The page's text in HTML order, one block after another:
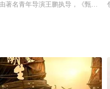
涂黎曼 饰）是大学
眼目睹家人被残忍杀害。而后她
由著名青年导演王鹏执导，《甄嬛传